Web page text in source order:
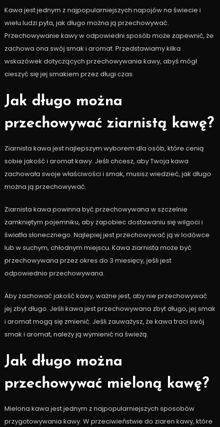
Kawa jest jednym z najpopularniejszych napojów na świecie i
wielu ludzi pyta, jak długo można ją przechowywać.
Przechowywanie kawy w odpowiedni sposób może zapewnić, że
zachowa ona swój smak i aromat. Przedstawiamy kilka
wskazówek dotyczących przechowywania kawy, abyś mógł
cieszyć się jej smakiem przez długi czas.
Jak długo można
przechowywać ziarnistą kawę?
Ziarnista kawa jest najlepszym wyborem dla osób, które cenią
sobie jakość i aromat kawy. Jeśli chcesz, aby Twoja kawa
zachowała swoje właściwości i smak, musisz wiedzieć, jak długo
można ją przechowywać.
Ziarnista kawa powinna być przechowywana w szczelnie
zamkniętym pojemniku, aby zapobiec dostawaniu się wilgoci i
światła słonecznego. Najlepiej jest przechowywać ją w lodówce
lub w suchym, chłodnym miejscu. Kawa ziarnista może być
przechowywana przez okres do 3 miesięcy, jeśli jest
odpowiednio przechowywana.
Aby zachować jakość kawy, ważne jest, aby nie przechowywać
jej zbyt długo. Jeśli kawa jest przechowywana zbyt długo, jej smak
i aromat mogą się zmienić. Jeśli zauważysz, że kawa traci swój
smak i aromat, należy ją wymienić na świeżą.
Jak długo można
przechowywać mieloną kawę?
Mielona kawa jest jednym z najpopularniejszych sposobów
przygotowywania kawy. W przeciwieństwie do ziaren kawy, które